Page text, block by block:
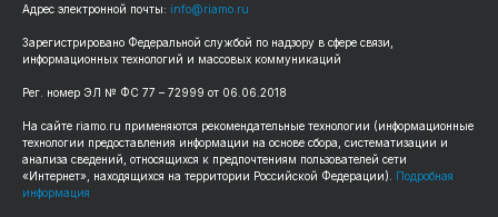
Адрес электронной почты: info@riamo.ru
Зарегистрировано Федеральной службой по надзору в сфере связи,
информационных технологий и массовых коммуникаций
Рег. номер ЭЛ № ФС 77 – 72999 от 06.06.2018
На сайте riamo.ru применяются рекомендательные технологии (информационные
технологии предоставления информации на основе сбора, систематизации и
анализа сведений, относящихся к предпочтениям пользователей сети
«Интернет», находящихся на территории Российской Федерации). Подробная
информация